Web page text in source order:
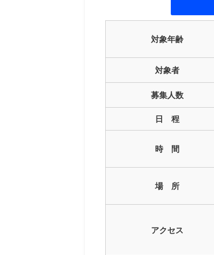
対象年齢
対象者
募集人数
日 程
時 間
場 所
アクセス